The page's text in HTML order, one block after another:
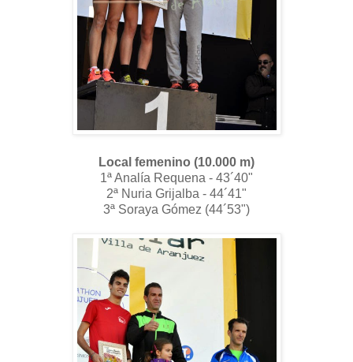
Local femenino (10.000 m)
1ª Analía Requena - 43´40"
2ª Nuria Grijalba - 44´41"
3ª Soraya Gómez (44´53")